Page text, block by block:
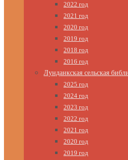
2022 год
2021 год
2020 год
2019 год
2018 год
2016 год
Лунданкская сельская
2025 год
2024 год
2023 год
2022 год
2021 год
2020 год
2019 год